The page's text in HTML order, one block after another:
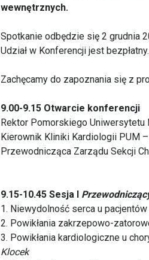
wewnętrznych.
Spotkanie odbędzie się 2 grudnia
Udział w Konferencji jest bezpłatny.
Zachęcamy do zapoznania się z
9.00-9.15 Otwarcie konferencji
Rektor Pomorskiego
Kierownik Kliniki Kardiologii PUM –
Przewodnicząca Zarządu Sekcji
9.15-10.45 Sesja I
1. Niewydolność serca u
2. Powikłania zakrzepowo-
3. Powikłania kardiologiczne u
Klocek